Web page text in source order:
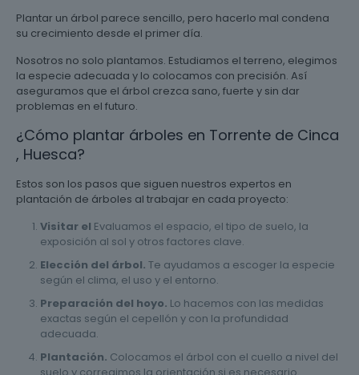
Plantar un árbol parece sencillo, pero hacerlo mal condena
su crecimiento desde el primer día.
Nosotros no solo plantamos. Estudiamos el terreno, elegimos
la especie adecuada y lo colocamos con precisión. Así
aseguramos que el árbol crezca sano, fuerte y sin dar
problemas en el futuro.
¿Cómo plantar árboles en Torrente de Cinca
, Huesca?
Estos son los pasos que siguen nuestros expertos en
plantación de árboles al trabajar en cada proyecto:
Visitar el Evaluamos el espacio, el tipo de suelo, la
exposición al sol y otros factores clave.
Elección del árbol. Te ayudamos a escoger la especie
según el clima, el uso y el entorno.
Preparación del hoyo. Lo hacemos con las medidas
exactas según el cepellón y con la profundidad
adecuada.
Plantación. Colocamos el árbol con el cuello a nivel del